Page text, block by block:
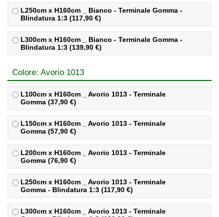
L250cm x H160cm _ Bianco - Terminale Gomma -
Blindatura 1:3 (117,90 €)
L300cm x H160cm _ Bianco - Terminale Gomma -
Blindatura 1:3 (139,90 €)
Colore: Avorio 1013
L100cm x H160cm _ Avorio 1013 - Terminale
Gomma (37,90 €)
L150cm x H160cm _ Avorio 1013 - Terminale
Gomma (57,90 €)
L200cm x H160cm _ Avorio 1013 - Terminale
Gomma (76,90 €)
L250cm x H160cm _ Avorio 1013 - Terminale
Gomma - Blindatura 1:3 (117,90 €)
L300cm x H160cm _ Avorio 1013 - Terminale